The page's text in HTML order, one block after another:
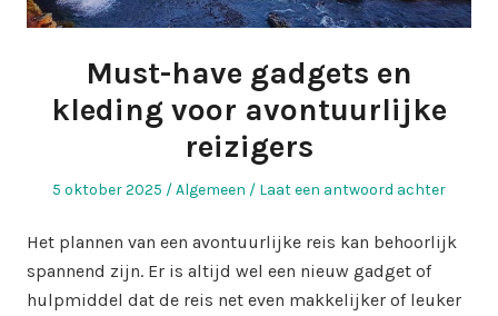
Must-have gadgets en
kleding voor avontuurlijke
reizigers
Geplaatst
5 oktober 2025
Geplaatst
Algemeen Laat een antwoord achter
Het plannen van een avontuurlijke reis kan behoorlijk
spannend zijn. Er is altijd wel een nieuw gadget of
hulpmiddel dat de reis net even makkelijker of leuker